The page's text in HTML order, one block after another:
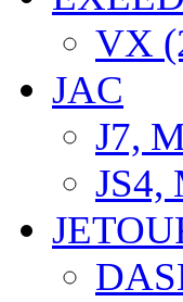
VX
JAC
J7,
JS4,